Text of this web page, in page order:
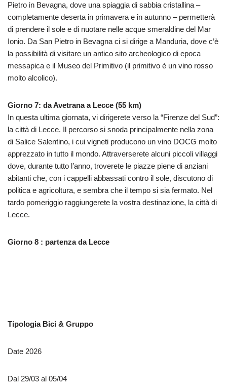
Pietro in Bevagna, dove una spiaggia di sabbia cristallina –
completamente deserta in primavera e in autunno – permetterà
di prendere il sole e di nuotare nelle acque smeraldine del Mar
Ionio. Da San Pietro in Bevagna ci si dirige a Manduria, dove c’è
la possibilità di visitare un antico sito archeologico di epoca
messapica e il Museo del Primitivo (il primitivo è un vino rosso
molto alcolico).
Giorno 7: da Avetrana a Lecce (55 km)
In questa ultima giornata, vi dirigerete verso la “Firenze del Sud”:
la città di Lecce. Il percorso si snoda principalmente nella zona
di Salice Salentino, i cui vigneti producono un vino DOCG molto
apprezzato in tutto il mondo. Attraverserete alcuni piccoli villaggi
dove, durante tutto l’anno, troverete le piazze piene di anziani
abitanti che, con i cappelli abbassati contro il sole, discutono di
politica e agricoltura, e sembra che il tempo si sia fermato. Nel
tardo pomeriggio raggiungerete la vostra destinazione, la città di
Lecce.
Giorno 8 : partenza da Lecce
Tipologia Bici & Gruppo
Date 2026
Dal 29/03 al 05/04